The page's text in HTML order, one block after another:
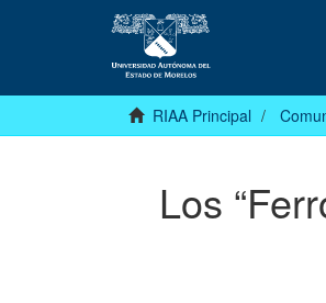
RIAA Principal
Los